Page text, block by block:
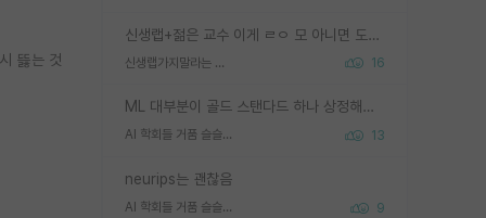
신생랩+젊은 교수 이게 ㄹㅇ 모 아니면 도인듯.
신생랩가지말라는 이유가 있었구나 16
ML 대부분이 골드 스탠다드 하나 상정해놓고 (벤치마크 데이터셋이 여러 개면 여러 개 상정) 그거 얼마나 잘 맞추나 싸움임 가끔 번뜩이는 설계 철학을 보여주는 논문들도 있지만 대부분 그거 성적 얼마나 더 올리느라에 혈안이 되어 있는 측면이 잇음
AI 학회들 거품 슬슬 지적이 나오네요 13
neurips는 괜찮음
AI 학회들 거품 슬슬 지적이 나오네요 9
뜷는 것